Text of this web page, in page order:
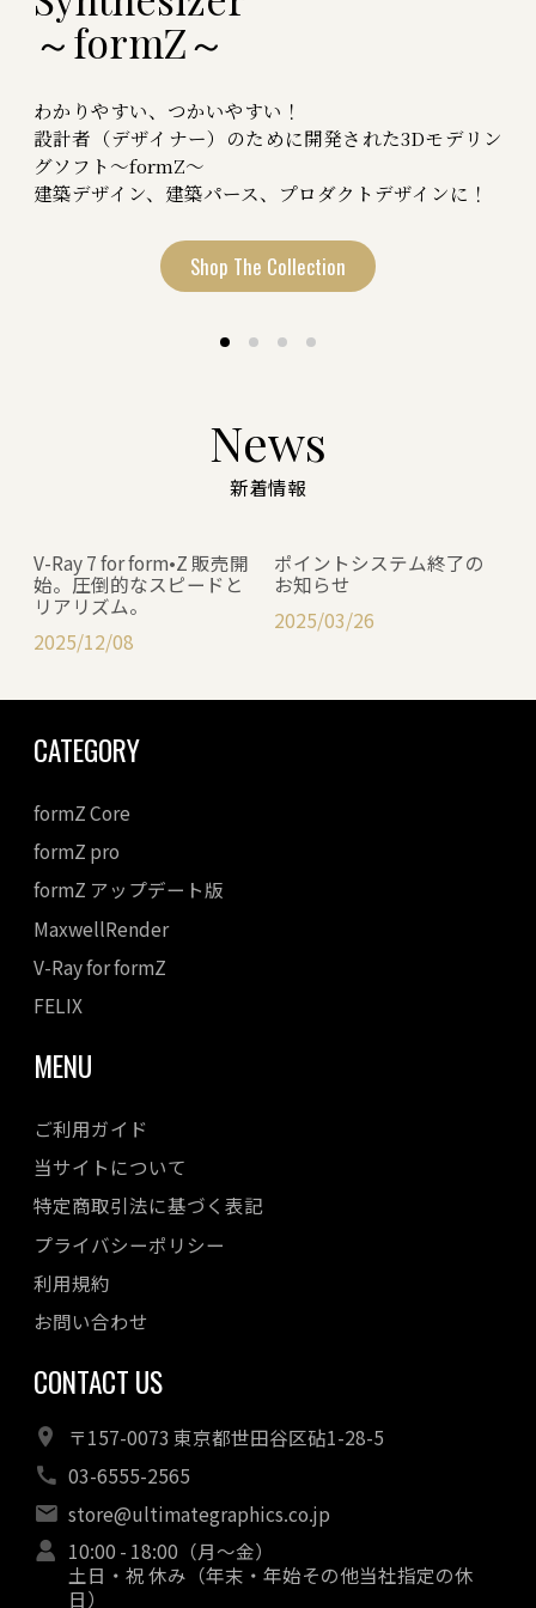
～formZ～
わかりやすい、つかいやすい！
設計者（デザイナー）のために開発された3Dモデリン
グソフト～formZ～
建築デザイン、建築パース、プロダクトデザインに！
Shop The Collection
～Maxwell
～FELIX～
News
新着情報
V-Ray 7 for form•Z 販売開
始。圧倒的なスピードと
リアリズム。
2025/12/08
ポイントシステム終了の
お知らせ
2025/03/26
ドとリアリズム。
2025/12/08
formZに対応したV-Ray7の販売を開始しま
V-Ray 7 for form•Zは、form•Zユーザーに
向けた次世代レンダリングソリューション
で以上に高速かつ美しいビジュアルを実
表現力と効率的なワークフローを両立した
V-Ray 7で、あなたのデザインを次のレベ
なお、V-Ray for formZをお持ちのお客様
にはアップデートライセンスをご用意して
おります。
期間限定のクーポンもございますので、ぜ
V-Ray6をお持ちの方：12月26日まで使用
可能な10%オフクーポンをお配りしており
V-Ray5をお持ちの方：12月26日まで使用
可能な10%オフクーポンをお配りしており
ます。
V-Ray3をお持ちの方：アップデートライ
センスを12月26日まで期間限定で販売いた
します。12月27日以降はV-Ray3用のアッ
プデートライセンスは販売終了となります
CATEGORY
formZ Core
formZ pro
formZ アップデート版
MaxwellRender
V-Ray for formZ
FELIX
MENU
ご利用ガイド
当サイトについて
特定商取引法に基づく表記
プライバシーポリシー
利用規約
お問い合わせ
CONTACT US
〒157-0073 東京都世田谷区砧1-28-5
03-6555-2565
store@ultimategraphics.co.jp
10:00 - 18:00（月～金）
土日・祝 休み（年末・年始その他当社指定の休
日）